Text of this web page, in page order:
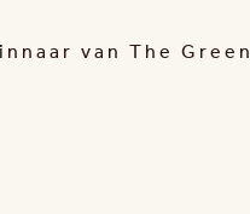
van The Green